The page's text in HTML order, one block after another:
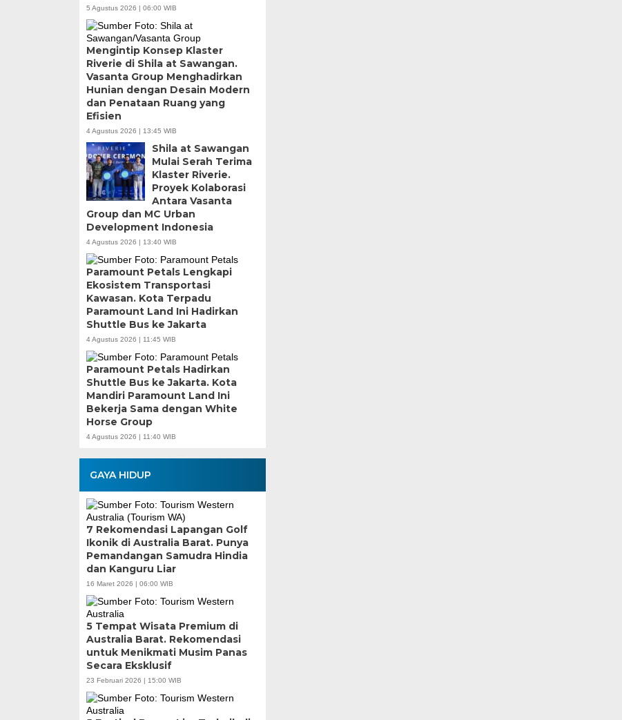
5 Agustus 2026 | 06:00 WIB
Mengintip Konsep Klaster
Riverie di Shila at Sawangan.
Vasanta Group Menghadirkan
Hunian dengan Desain Modern
dan Penataan Ruang yang
Efisien
4 Agustus 2026 | 13:45 WIB
Shila at Sawangan
Mulai Serah Terima
Klaster Riverie.
Proyek Kolaborasi
Antara Vasanta
Group dan MC Urban
Development Indonesia
4 Agustus 2026 | 13:40 WIB
Paramount Petals Lengkapi
Ekosistem Transportasi
Kawasan. Kota Terpadu
Paramount Land Ini Hadirkan
Shuttle Bus ke Jakarta
4 Agustus 2026 | 11:45 WIB
Paramount Petals Hadirkan
Shuttle Bus ke Jakarta. Kota
Mandiri Paramount Land Ini
Bekerja Sama dengan White
Horse Group
4 Agustus 2026 | 11:40 WIB
GAYA HIDUP
7 Rekomendasi Lapangan Golf
Ikonik di Australia Barat. Punya
Pemandangan Samudra Hindia
dan Kanguru Liar
16 Maret 2026 | 06:00 WIB
5 Tempat Wisata Premium di
Australia Barat. Rekomendasi
untuk Menikmati Musim Panas
Secara Eksklusif
23 Februari 2026 | 15:00 WIB